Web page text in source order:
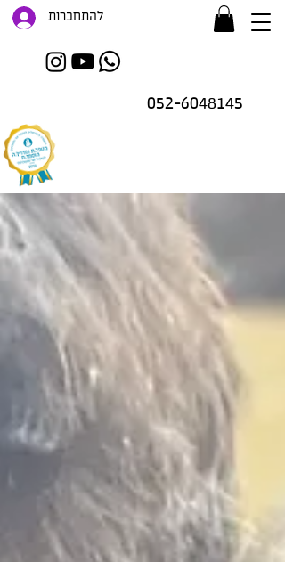
052-6048145
זו רק ההתחלה...
להתחברות